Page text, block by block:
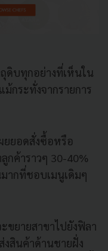
ดิบทุกอย่างที่เห็นใน
กระทั่งจากรายการ
ยยอดสั่งซื้อหรือ
กค้าราวๆ 30-40%
ากที่ชอบเมนูเดิมๆ
ขยายสาขาไปยังฟิลา
งสินค้าด้านชายฝั่ง